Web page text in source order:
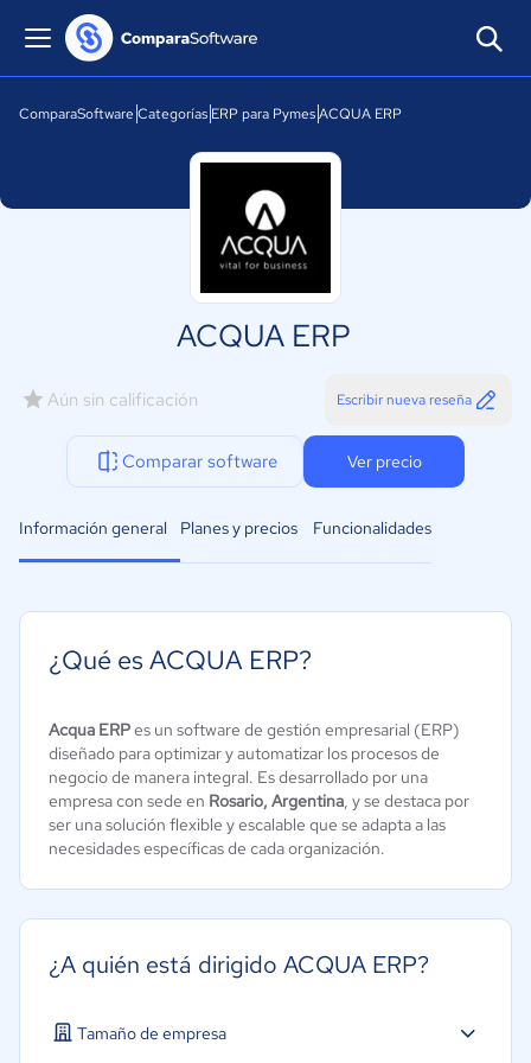
ComparaSoftware Categorías ERP para PymesACQUA ERP
ACQUA ERP
Aún sin calificación Escribir nueva reseña
Comparar software Ver precio
Información general Planes y precios Funcionalidades
¿Qué es ACQUA ERP?
Acqua ERPes un software de gestión empresarial (ERP)
diseñado para optimizar y automatizar los procesos de
negocio de manera integral. Es desarrollado por una
empresa con sede en Rosario, Argentina, y se destaca por
ser una solución flexible y escalable que se adapta a las
necesidades específicas de cada organización.
¿A quién está dirigido ACQUA ERP?
Tamaño de empresa